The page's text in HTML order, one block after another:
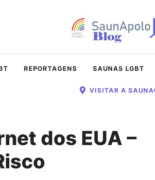
REPORTAGENS SAUNAS LGBT
VISITAR A SAUNA
dos EUA –